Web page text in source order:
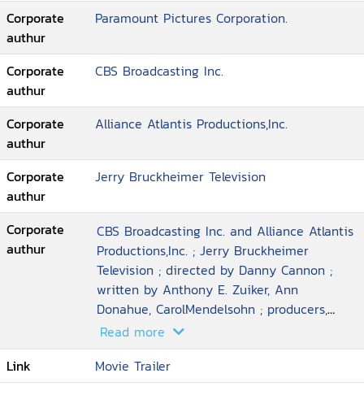
Corporate
authur
Paramount Pictures Corporation.
Corporate
authur
CBS Broadcasting Inc.
Corporate
authur
Alliance Atlantis Productions,Inc.
Corporate
authur
Jerry Bruckheimer Television
Corporate
authur
CBS Broadcasting Inc. and Alliance Atlantis
Productions,Inc. ; Jerry Bruckheimer
Television ; directed by Danny Cannon ;
written by Anthony E. Zuiker, Ann
Donahue, CarolMendelsohn ; producers,
Josh Berman, Andrew Lipsitz.
Read more
Link
Movie Trailer